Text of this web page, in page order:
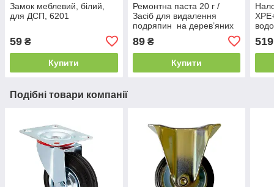
Замок меблевий, білий,
для ДСП, 6201
59 ₴
Купити
Ремонтна паста 20 г /
Засіб для видалення
подряпин на дерев’яних
89₴
Купити
519
Подібні товари компанії